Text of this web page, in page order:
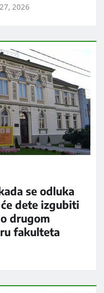
2026
se odluka
dete izgubiti
drugom
fakulteta